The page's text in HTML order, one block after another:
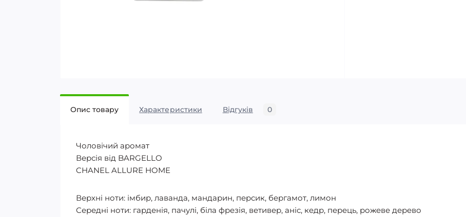
Опис товару Характеристики Відгуків 0
Чоловічий аромат
Версія від BARGELLO
CHANEL ALLURE HOME
Верхні ноти: імбир, лаванда, мандарин, персик, бергамот, лимон
Середні ноти: гарденія, пачулі, біла фрезія, ветивер, аніс, кедр, перець, рожеве дерево